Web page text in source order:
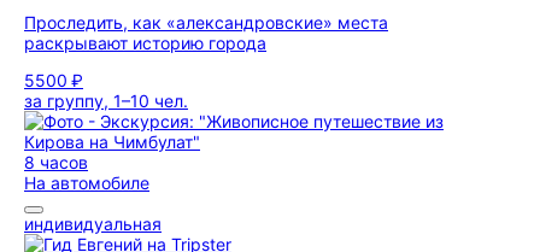
Проследить, как «александровские» места
раскрывают историю города
5500 ₽
за группу, 1–10 чел.
8 часов
На автомобиле
индивидуальная